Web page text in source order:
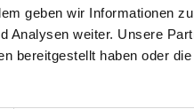
geben wir Informationen
Analysen weiter. Unsere
bereitgestellt haben oder